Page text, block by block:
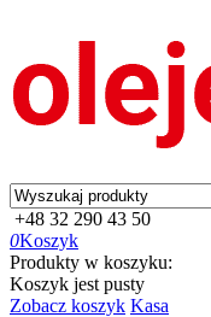
+48 32 290 43 50
0Koszyk
Produkty w koszyku:
Koszyk jest pusty
Zobacz koszyk Kasa